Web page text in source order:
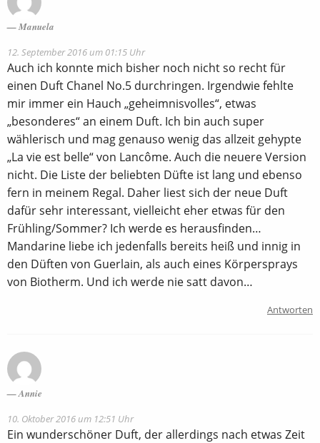
Manuela
12. September 2016 um 01:15 Uhr
Auch ich konnte mich bisher noch nicht so recht für
einen Duft Chanel No.5 durchringen. Irgendwie fehlte
mir immer ein Hauch „geheimnisvolles“, etwas
„besonderes“ an einem Duft. Ich bin auch super
wählerisch und mag genauso wenig das allzeit gehypte
„La vie est belle“ von Lancôme. Auch die neuere Version
nicht. Die Liste der beliebten Düfte ist lang und ebenso
fern in meinem Regal. Daher liest sich der neue Duft
dafür sehr interessant, vielleicht eher etwas für den
Frühling/Sommer? Ich werde es herausfinden…
Mandarine liebe ich jedenfalls bereits heiß und innig in
den Düften von Guerlain, als auch eines Körpersprays
von Biotherm. Und ich werde nie satt davon…
Antworten
Annie
10. Oktober 2016 um 12:51 Uhr
Ein wunderschöner Duft, der allerdings nach etwas Zeit